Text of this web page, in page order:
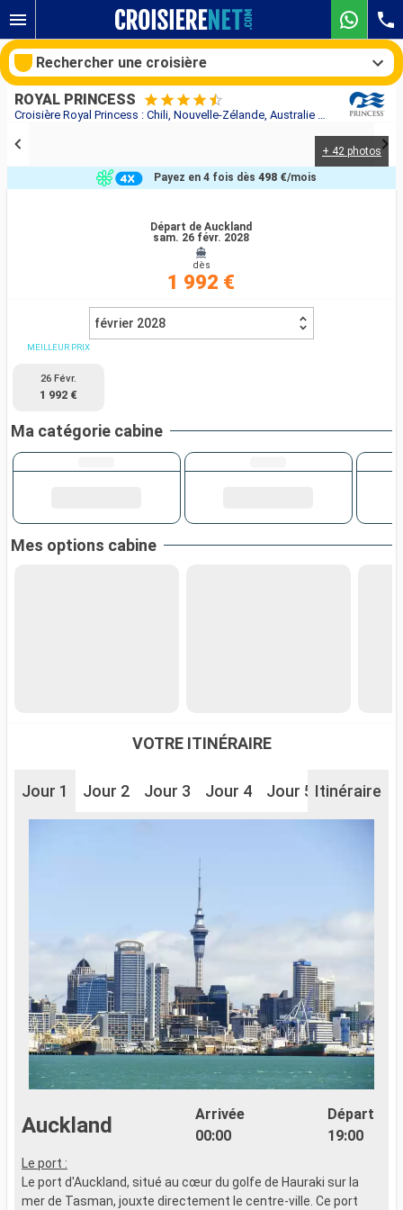
Croisière Royal Princess : Chili, Nouvelle-Zélande, Australie au départ de Auckland
ROYAL PRINCESS
+ 42 photos
Départ de Auckland
sam. 26 févr. 2028
dès
1 992 €
Payez en 4 fois dès 498 €/mois
février 2028
MEILLEUR PRIX
26 Févr.
1 992 €
Ma catégorie cabine
Mes options cabine
VOTRE ITINÉRAIRE
Jour 1 Jour 2 Jour 3 Jour 4 Jour 5 Jour 6
Itinéraire
Auckland
Arrivée
00:00
Départ
19:00
Le port :
Le port d'Auckland, situé au cœur du golfe de Hauraki sur la
mer de Tasman, jouxte directement le centre-ville. Ce port
Rechercher une croisière
Compagnies
Rechercher